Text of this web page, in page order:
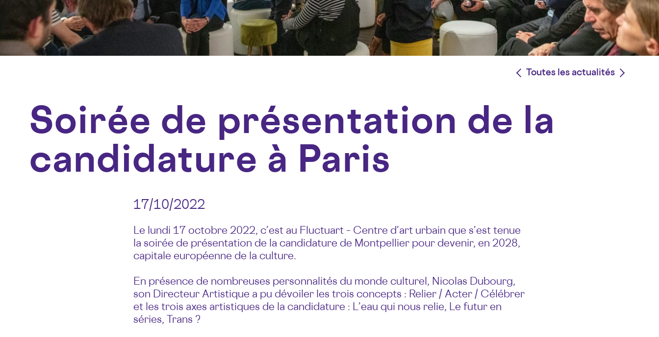
< Toutes les actualités >
Soirée de présentation de la
candidature à Paris
17/10/2022
Le lundi 17 octobre 2022, c’est au Fluctuart – Centre d’art urbain que s’est tenue
la soirée de présentation de la candidature de Montpellier pour devenir, en 2028,
capitale européenne de la culture.
En présence de nombreuses personnalités du monde culturel, Nicolas Dubourg,
son Directeur Artistique a pu dévoiler les trois concepts : Relier / Acter / Célébrer
et les trois axes artistiques de la candidature : L’eau qui nous relie, Le futur en
séries, Trans ?